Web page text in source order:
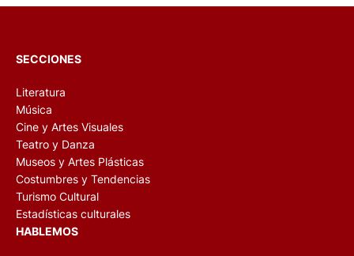
SECCIONES
Literatura
Música
Cine y Artes Visuales
Teatro y Danza
Museos y Artes Plásticas
Costumbres y Tendencias
Turismo Cultural
Estadísticas culturales
HABLEMOS